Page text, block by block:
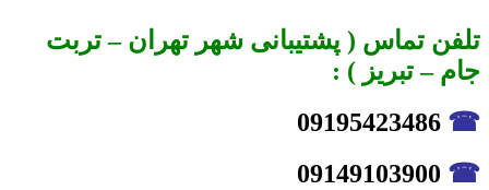
تلفن تماس ( پشتیبانی شهر تهران – تربت
جام – تبریز ) :
☎
☎